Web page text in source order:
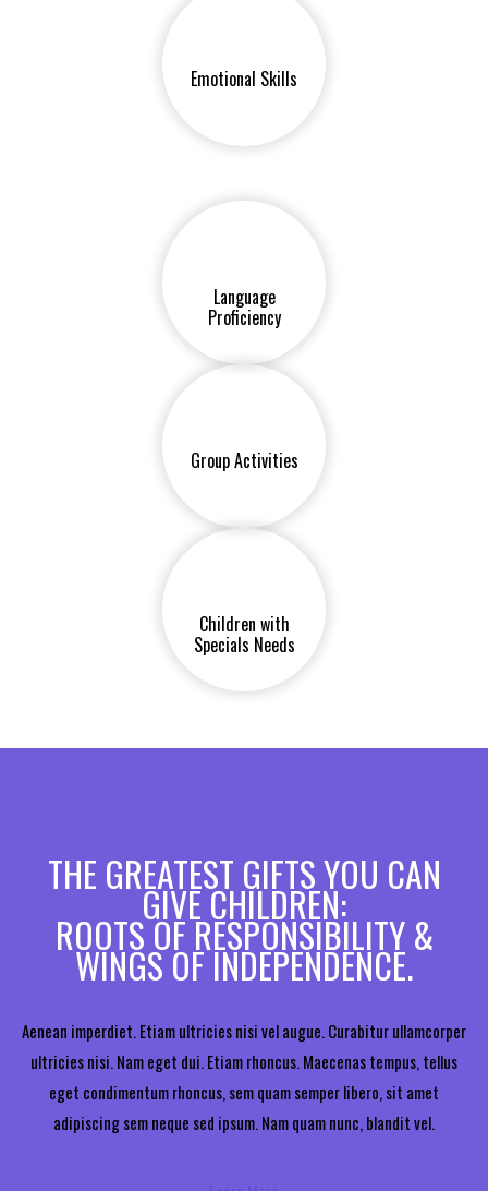
Emotional Skills
Language
Proficiency
Group Activities
Children with
Specials Needs
THE GREATEST GIFTS YOU CAN
GIVE CHILDREN:
ROOTS OF RESPONSIBILITY &
WINGS OF INDEPENDENCE.
Aenean imperdiet. Etiam ultricies nisi vel augue. Curabitur ullamcorper
ultricies nisi. Nam eget dui. Etiam rhoncus. Maecenas tempus, tellus
eget condimentum rhoncus, sem quam semper libero, sit amet
adipiscing sem neque sed ipsum. Nam quam nunc, blandit vel.